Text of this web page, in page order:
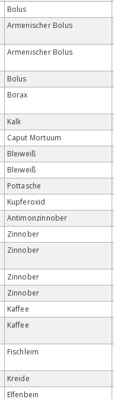
Bolus
Armenischer Bolus
Armenischer Bolus
Bolus
Borax
Kalk
Caput Mortuum
Bleiweiß
Bleiweiß
Pottasche
Kupferoxid
Antimonzinnober
Zinnober
Zinnober
Zinnober
Zinnober
Kaffee
Kaffee
Fischleim
Kreide
Elfenbein